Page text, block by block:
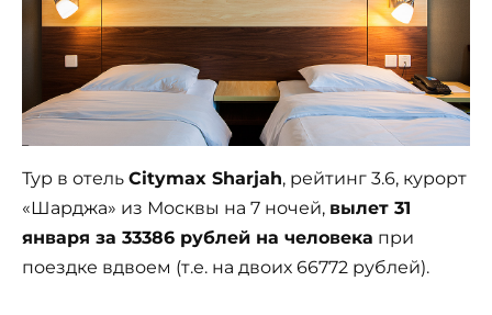
Тур в отель Citymax Sharjah, рейтинг 3.6, курорт
«Шарджа» из Москвы на 7 ночей, вылет 31
января за 33386 рублей на человека при
поездке вдвоем (т.е. на двоих 66772 рублей).